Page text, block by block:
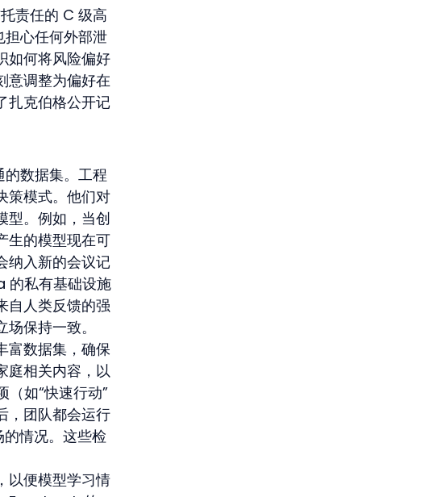
责任的 C 级高
心任何外部泄
如何将风险偏好
意调整为偏好在
扎克伯格公开记
数据集。工程
策模式。他们对
型。例如，当创
生的模型现在可
纳入新的会议记
的私有基础设施
自人类反馈的强
保持一致。
富数据集，确保
庭相关内容，以
如“快速行动”
，团队都会运行
情况。这些检
以便模型学习情